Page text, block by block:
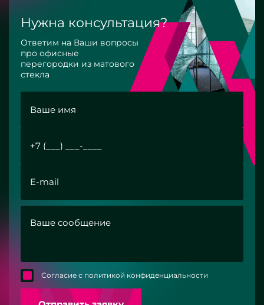
Нужна консультация?
Ответим на Ваши вопросы
про офисные
перегородки из матового
стекла
Согласие с политикой конфиденциальности